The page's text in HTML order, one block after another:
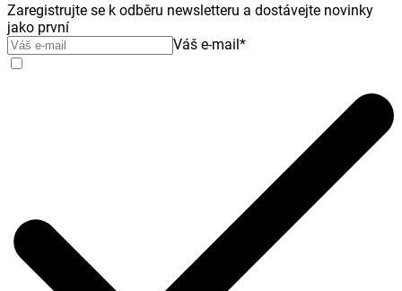
Zaregistrujte se k odběru newsletteru a dostávejte novinky
jako první
Váš e-mail*